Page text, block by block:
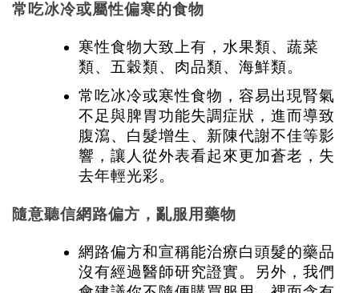
常吃冰冷或屬性偏寒的食物
寒性食物大致上有，水果類、蔬菜
類、五穀類、肉品類、海鮮類。
常吃冰冷或寒性食物，容易出現腎氣
不足與脾胃功能失調症狀，進而導致
腹瀉、白髮增生、新陳代謝不佳等影
響，讓人從外表看起來更加蒼老，失
去年輕光彩。
隨意聽信網路偏方，亂服用藥物
網路偏方和宣稱能治療白頭髮的藥品
沒有經過醫師研究證實。另外，我們